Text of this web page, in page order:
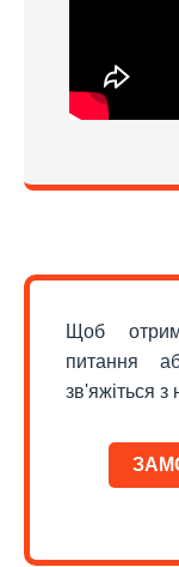
Щоб
питання
зв'яжіться